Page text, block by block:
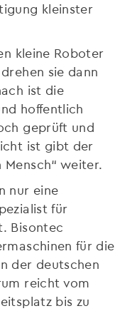
kleinster
kleine Roboter
sie dann
ist die
hoffentlich
geprüft und
ist gibt der
Mensch“ weiter.
nur eine
für
Bisontec
für die
der deutschen
reicht vom
bis zu